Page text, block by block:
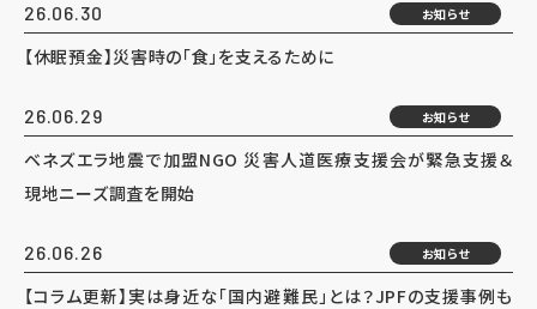
26.06.30 お知らせ
【休眠預金】災害時の「食」を支えるために
26.06.29 お知らせ
ベネズエラ地震で加盟NGO 災害人道医療支援会が緊急支援＆
現地ニーズ調査を開始
26.06.26 お知らせ
【コラム更新】実は身近な「国内避難民」とは？JPFの支援事例も